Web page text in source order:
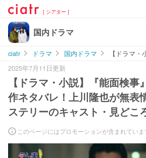
[ シアター ]
国内ドラマ
ciatr ドラマ 国内ドラマ
【ドラマ
2025年7月11日更新
【ドラマ・小説】『能面検事
作ネタバレ！上川隆也が無表
ステリーのキャスト・見どこ
このページにはプロモーションが含まれていま